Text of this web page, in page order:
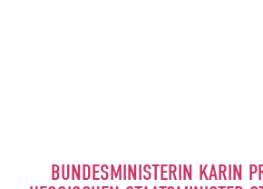
BUNDESMINISTERIN KARIN